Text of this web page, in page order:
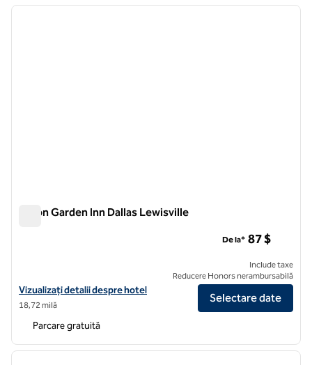
1 din 12
Hilton Garden Inn Dallas Lewisville
Vizualizați detaliile hotelului Hilton Garden Inn Dallas Lewisville
Vizualizați detalii despre hotel
18,72 milă
De la* 87 $
Include taxe
Reducere Honors nerambursabilă
Selectare date
Parcare gratuită
1 din 12